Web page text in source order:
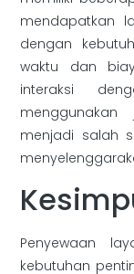
mendapatkan
dengan
waktu dan
interaksi
menjadi salah
Penyewaan
kebutuhan